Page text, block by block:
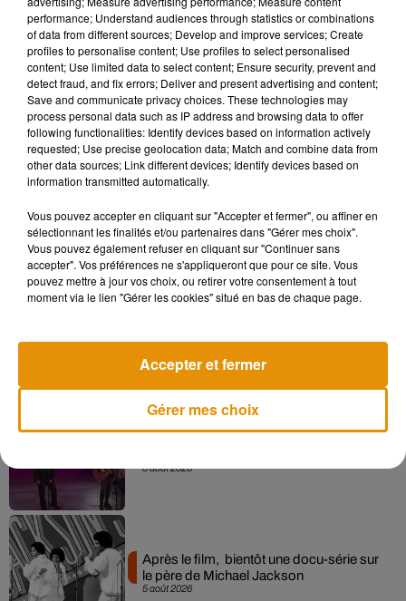
Hollywood. 1969. #OnceUponATimeInHollywood
Une publication partagée parLeonardo DiCaprio(@leonardodicaprio) le
6 août 2026
5 août 2026
Après le film, bientôt une docu-série sur
le père de Michael Jackson
performance; Understand audiences through statistics or combinations
of data from different sources; Develop and improve services; Create
profiles to personalise content; Use profiles to select personalised
content; Use limited data to select content; Ensure security, prevent and
detect fraud, and fix errors; Deliver and present advertising and content;
Save and communicate privacy choices. These technologies may
process personal data such as IP address and browsing data to offer
following functionalities: Identify devices based on information actively
requested; Use precise geolocation data; Match and combine data from
other data sources; Link different devices; Identify devices based on
information transmitted automatically.
Vous pouvez accepter en cliquant sur "Accepter et fermer", ou affiner en
sélectionnant les finalités et/ou partenaires dans "Gérer mes choix".
Vous pouvez également refuser en cliquant sur "Continuer sans
accepter". Vos préférences ne s'appliqueront que pour ce site. Vous
pouvez mettre à jour vos choix, ou retirer votre consentement à tout
moment via le lien "Gérer les cookies" situé en bas de chaque page.
Gérer mes choix
Accepter et fermer